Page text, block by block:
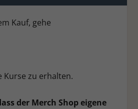
Kauf, gehe
Kurse zu erhalten.
der Merch Shop eigene